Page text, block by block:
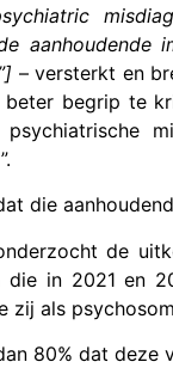
aanhoudende
– versterkt en
beter begrip te
psychiatrische
die
de
die in 2021 en
zij als
80% dat deze